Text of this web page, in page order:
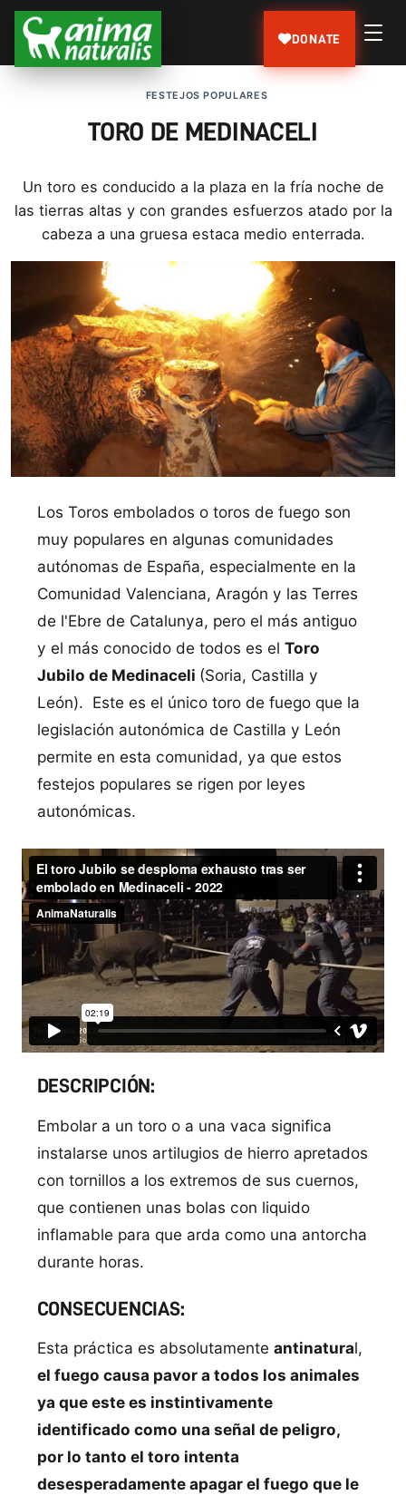
DONATE
FESTEJOS POPULARES
TORO DE MEDINACELI
Un toro es conducido a la plaza en la frí­a noche de
las tierras altas y con grandes esfuerzos atado por la
cabeza a una gruesa estaca medio enterrada.
Los Toros embolados o toros de fuego son
muy populares en algunas comunidades
autónomas de España, especialmente en la
Comunidad Valenciana, Aragón y las Terres
de l'Ebre de Catalunya, pero el más antiguo
y el más conocido de todos es el Toro
Jubilo de Medinaceli (Soria, Castilla y
León). Este es el único toro de fuego que la
legislación autonómica de Castilla y León
permite en esta comunidad, ya que estos
festejos populares se rigen por leyes
autonómicas.
DESCRIPCIÓN:
Embolar a un toro o a una vaca significa
instalarse unos artilugios de hierro apretados
con tornillos a los extremos de sus cuernos,
que contienen unas bolas con liquido
inflamable para que arda como una antorcha
durante horas.
CONSECUENCIAS:
Esta práctica es absolutamente antinatural,
el fuego causa pavor a todos los animales
ya que este es instintivamente
identificado como una señal de peligro,
por lo tanto el toro intenta
desesperadamente apagar el fuego que le